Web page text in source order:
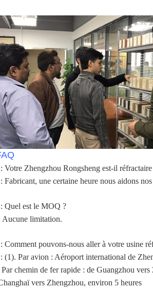
Votre Zhengzhou Rongsheng est-il
Fabricant, une certaine heure nous aidons
Quel est le MOQ ?
Aucune limitation.
Comment pouvons-nous aller à votre usine
(1). Par avion : Aéroport international de
chemin de fer rapide : de Guangzhou
vers Zhengzhou, environ 5 heures